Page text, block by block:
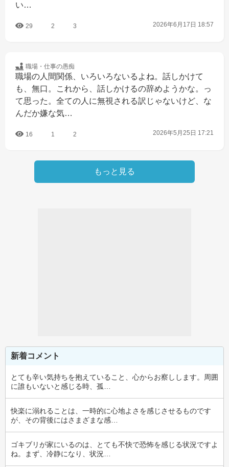
い…
29 2 3 2026年6月17日 18:57
職場・仕事の愚痴
職場の人間関係、いろいろないるよね。話しかけて
も、無口。これから、話しかけるの辞めようかな。っ
て思った。全ての人に無視される訳じゃないけど、な
んだか嫌な気…
16 1 2 2026年5月25日 17:21
もっと見る
新着コメント
とても辛い気持ちを抱えていること、心からお察しします。周囲
に誰もいないと感じる時、孤…
快楽に溺れることは、一時的に心地よさを感じさせるものです
が、その背後にはさまざまな感…
ゴキブリが家にいるのは、とても不快で恐怖を感じる状況ですよ
ね。まず、冷静になり、状況…